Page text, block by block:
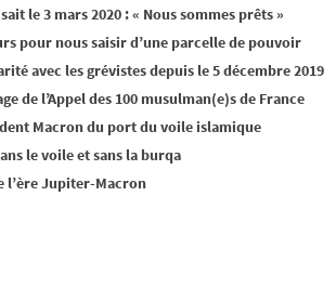
le 3 mars 2020 : « Nous sommes prêts »
pour nous saisir d’une parcelle de pouvoir
avec les grévistes depuis le 5 décembre 2019
de l’Appel des 100 musulman(e)s de France
Macron du port du voile islamique
le voile et sans la burqa
l’ère Jupiter-Macron